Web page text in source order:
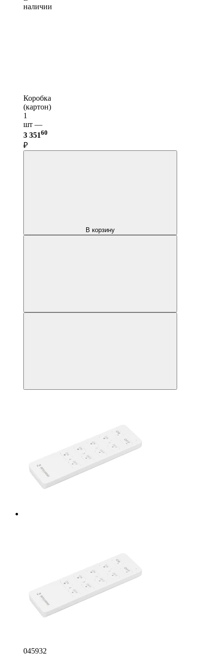
наличии
Коробка
(картон)
1
шт —
3 35160
₽
В корзину
045932